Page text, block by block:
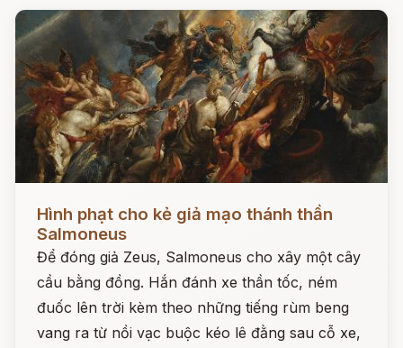
Hình phạt cho kẻ giả mạo thánh thần
Salmoneus
Để đóng giả Zeus, Salmoneus cho xây một cây
cầu bằng đồng. Hắn đánh xe thần tốc, ném
đuốc lên trời kèm theo những tiếng rùm beng
vang ra từ nồi vạc buộc kéo lê đằng sau cỗ xe,